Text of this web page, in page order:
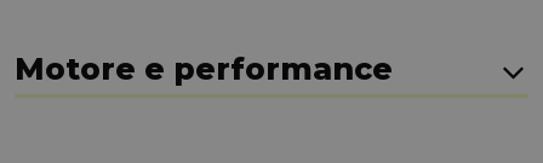
Motore e performance